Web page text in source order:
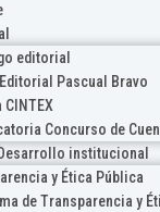
editorial
Pascual Bravo
CINTEX
Concurso de
institucional
y Ética Pública
de Transparencia y